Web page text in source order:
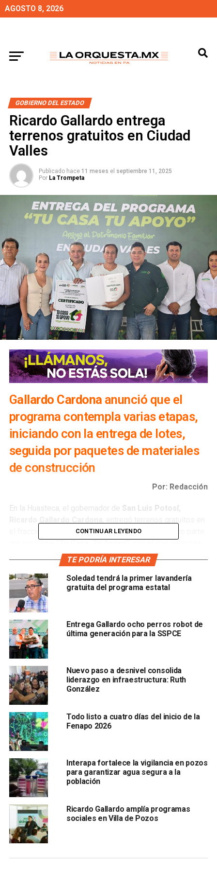
AGOSTO 8, 2026
GOBIERNO DEL ESTADO
Ricardo Gallardo entrega
terrenos gratuitos en Ciudad
Valles
Publicado hace 11 meses el septiembre 11, 2025
Por La Trompeta
Gallardo Cardona anunció que el
programa contempla varias etapas,
iniciando con la entrega de lotes,
seguida por paquetes de materiales
de construcción
Por: Redacción
En la Huasteca, el gobernador de San Luis Potosí,
el fraccionamiento Plátanos de Ciudad Valles, como parte
vivienda digna a más de tres mil familias que durante años
no tuvieron acceso a créditos hipotecarios o de Infonavit.
El mandatario destacó que este esfuerzo responde a un
acto de justicia social, porque nadie se debe quedar atrás
y reafirmó su compromiso para que todas y todos los que
no tienen una casa enCiudad Valles puedan tener su
propio patrimonio, iniciando con tres mil lotes cómo
resultado de la coordinación de diferentes dependencias
y el ayuntamiento de
En el evento, G allardo Cardonaanunció que el programa
contempla varias etapas, iniciando con la entrega de lotes,
seguida por paquetes de materiales de construcción y
culminando con la entrega gratuita de escrituras,
garantizando así certeza jurídica y patrimonial para las
familias beneficiarias.
Asimismo, el gobernador subrayó que la urbanización de
CONTINUAR LEYENDO
TE PODRÍA INTERESAR
Soledad tendrá la primer lavandería
gratuita del programa estatal
Entrega Gallardo ocho perros robot de
última generación para la SSPCE
Nuevo paso a desnivel consolida
liderazgo en infraestructura: Ruth
González
Todo listo a cuatro días del inicio de la
Fenapo 2026
Interapa fortalece la vigilancia en pozos
para garantizar agua segura a la
población
Ricardo Gallardo amplía programas
sociales en Villa de Pozos